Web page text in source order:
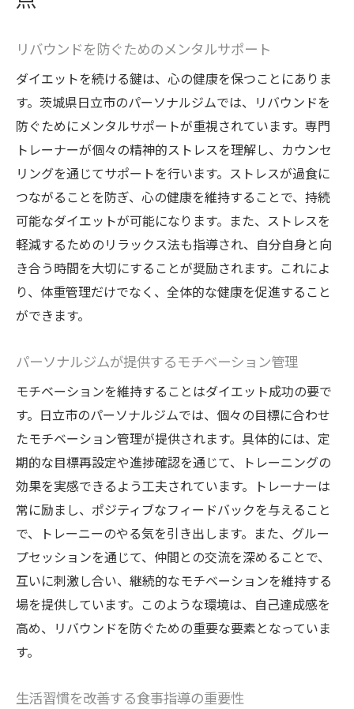
リバウンドを防ぐためのメンタルサポート
ダイエットを続ける鍵は、心の健康を保つことにありま
す。茨城県日立市のパーソナルジムでは、リバウンドを
防ぐためにメンタルサポートが重視されています。専門
トレーナーが個々の精神的ストレスを理解し、カウンセ
リングを通じてサポートを行います。ストレスが過食に
つながることを防ぎ、心の健康を維持することで、持続
可能なダイエットが可能になります。また、ストレスを
軽減するためのリラックス法も指導され、自分自身と向
き合う時間を大切にすることが奨励されます。これによ
り、体重管理だけでなく、全体的な健康を促進すること
ができます。
パーソナルジムが提供するモチベーション管理
モチベーションを維持することはダイエット成功の要で
す。日立市のパーソナルジムでは、個々の目標に合わせ
たモチベーション管理が提供されます。具体的には、定
期的な目標再設定や進捗確認を通じて、トレーニングの
効果を実感できるよう工夫されています。トレーナーは
常に励まし、ポジティブなフィードバックを与えること
で、トレーニーのやる気を引き出します。また、グルー
プセッションを通じて、仲間との交流を深めることで、
互いに刺激し合い、継続的なモチベーションを維持する
場を提供しています。このような環境は、自己達成感を
高め、リバウンドを防ぐための重要な要素となっていま
す。
生活習慣を改善する食事指導の重要性